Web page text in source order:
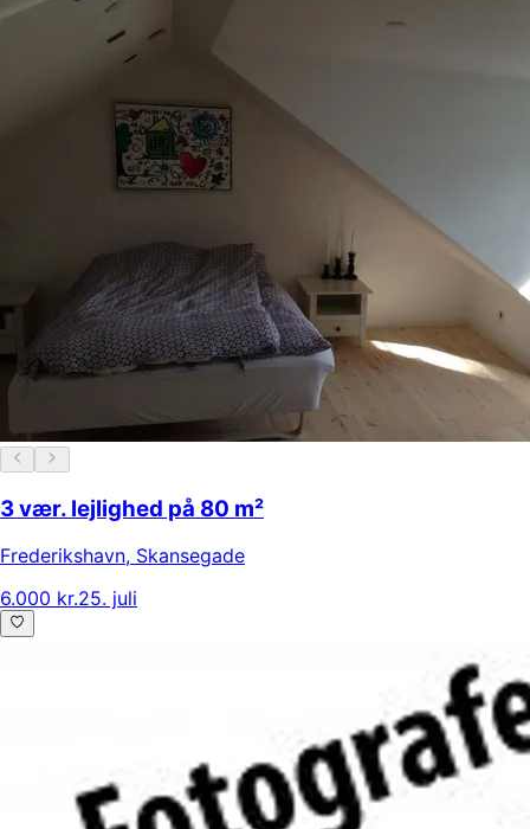
3 vær. lejlighed på 80 m²
Frederikshavn, Skansegade
6.000 kr.25. juli